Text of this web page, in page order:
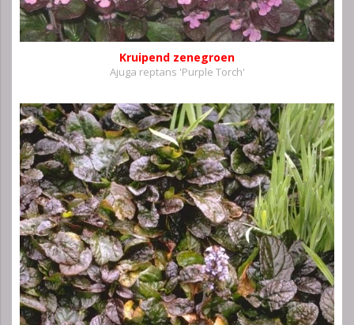
Kruipend zenegroen
Ajuga reptans 'Purple Torch'